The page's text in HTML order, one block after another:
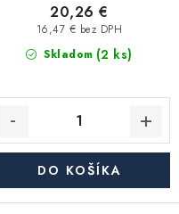
Skladom (2 ks)
16,47 € bez DPH
20,26 €
DO KOŠÍKA